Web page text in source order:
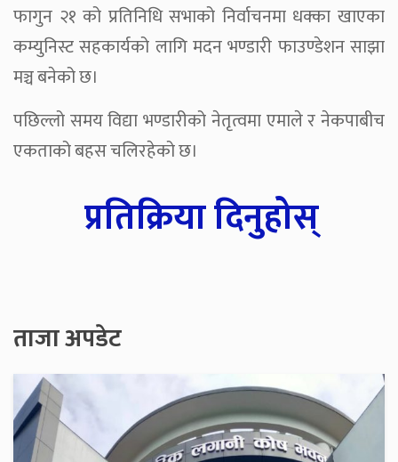
फागुन २१ को प्रतिनिधि सभाको निर्वाचनमा धक्का खाएका
कम्युनिस्ट सहकार्यको लागि मदन भण्डारी फाउण्डेशन साझा
मञ्च बनेको छ।
पछिल्लो समय विद्या भण्डारीको नेतृत्वमा एमाले र नेकपाबीच
एकताको बहस चलिरहेको छ।
प्रतिक्रिया दिनुहोस्
ताजा अपडेट